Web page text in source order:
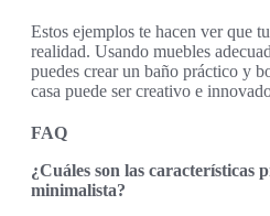
Estos ejemplos te hacen ver que
realidad. Usando muebles
puedes crear un baño práctico y
casa puede ser creativo e
FAQ
¿Cuáles son las características
minimalista?